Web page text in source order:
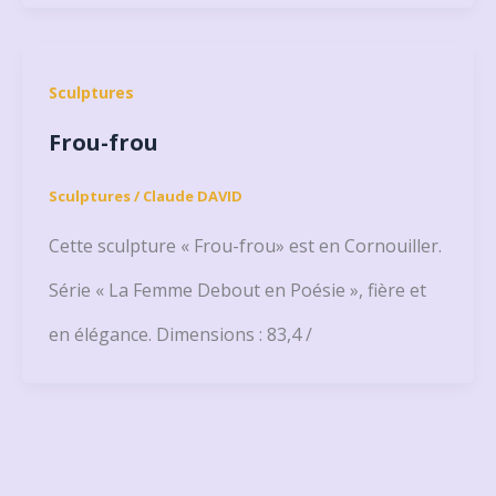
Sculptures
Frou-frou
Sculptures/Claude DAVID
Cette sculpture « Frou-frou» est en Cornouiller.
Série « La Femme Debout en Poésie », fière et
en élégance. Dimensions : 83,4 /